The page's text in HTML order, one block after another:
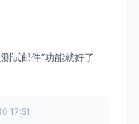
试邮件”功能就好了
17:51